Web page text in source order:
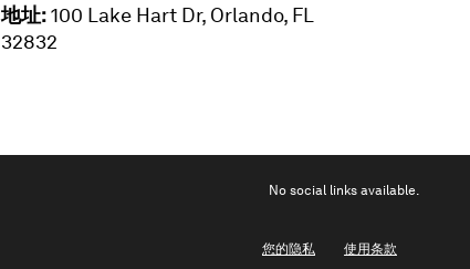
地址:100 Lake Hart Dr, Orlando, FL
32832
No social links available.
您的隐私 使用条款